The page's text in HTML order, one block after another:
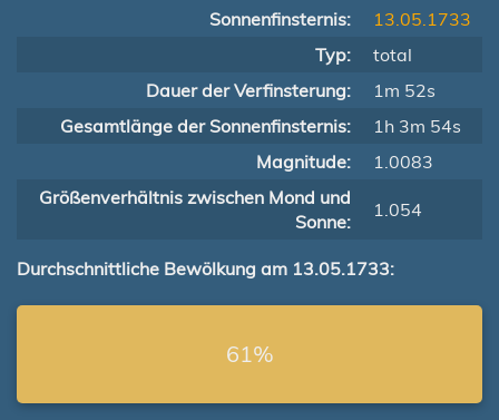
Sonnenfinsternis:
13.05.1733
Typ:
total
Dauer der Verfinsterung:
1m 52s
Gesamtlänge der Sonnenfinsternis:
1h 3m 54s
Magnitude:
1.0083
Größenverhältnis zwischen Mond und
Sonne:
1.054
Durchschnittliche Bewölkung am 13.05.1733:
61%